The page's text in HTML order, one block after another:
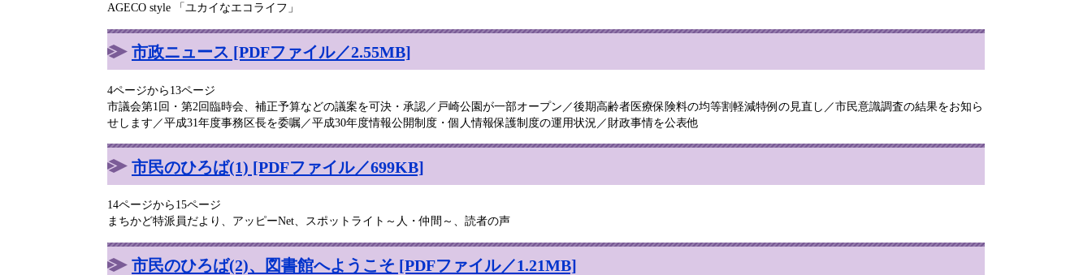
AGECO style 「ユカイなエコライフ」
市政ニュース [PDFファイル／2.55MB]
4ページから13ページ
市議会第1回・第2回臨時会、補正予算などの議案を可決・承認／戸崎公園が一部オープン／後期高齢者医療保険料の均等割軽減特例の見直し／市民意識調査の結果をお知ら
せします／平成31年度事務区長を委嘱／平成30年度情報公開制度・個人情報保護制度の運用状況／財政事情を公表他
市民のひろば(1) [PDFファイル／699KB]
14ページから15ページ
まちかど特派員だより、アッピーNet、スポットライト～人・仲間～、読者の声
市民のひろば(2)、図書館へようこそ [PDFファイル／1.21MB]